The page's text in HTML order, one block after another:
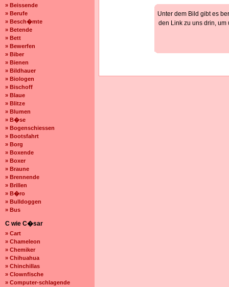
» Beissende
» Berufe
» Besch�mte
» Betende
» Bett
» Bewerfen
» Biber
» Bienen
» Bildhauer
» Biologen
» Bischoff
» Blaue
» Blitze
» Blumen
» B�se
» Bogenschiessen
» Bootsfahrt
» Borg
» Boxende
» Boxer
» Braune
» Brennende
» Brillen
» B�ro
» Bulldoggen
» Bus
C wie C�sar
» Cart
» Chameleon
» Chemiker
» Chihuahua
» Chinchillas
» Clownfische
» Computer-schlagende
Unter dem Bild gibt es
den Link zu uns drin,